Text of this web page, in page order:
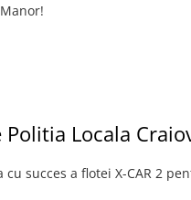
Locala
succes a flotei X-CAR 2